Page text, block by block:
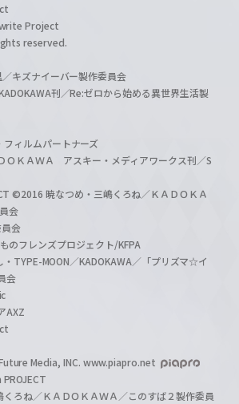
Project
reserved.
キズナイーバー製作委員会
刊／Re:ゼロから始める異世界生活製
ィルムパートナーズ
ＯＫＡＷＡ アスキー・メディアワークス刊／S
©2016 暁なつめ・三嶋くろね／ＫＡＤＯＫＡ
会
会
フレンズプロジェクト/KFPA
TYPE-MOON／KADOKAWA／「プリズマ☆イ
会
AXZ
Media, INC. www.piapro.net
ろね／ＫＡＤＯＫＡＷＡ／このすば２製作委員